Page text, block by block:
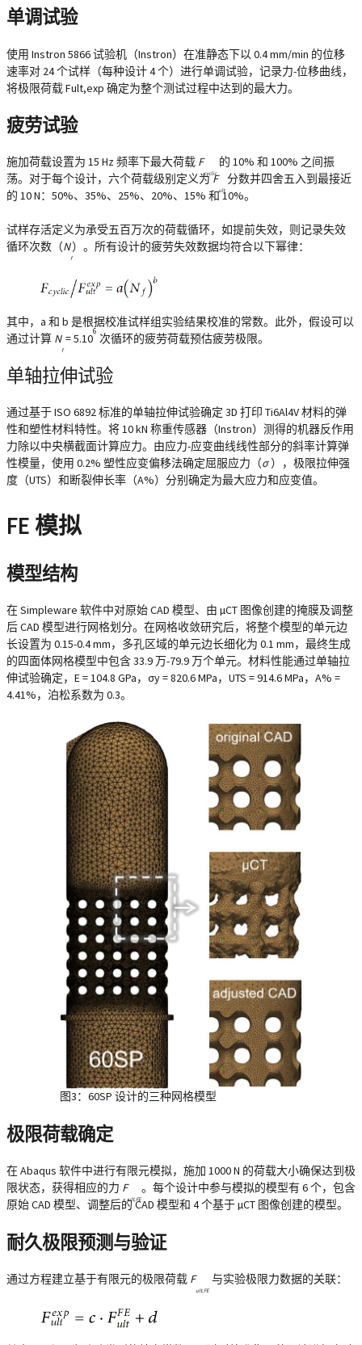
单调试验
使用 Instron 5866 试验机（Instron）在准静态下以 0.4 mm/min 的位移
速率对 24 个试样（每种设计 4 个）进行单调试验，记录力-位移曲线，
将极限荷载 Fult,exp 确定为整个测试过程中达到的最大力。
疲劳试验
施加荷载设置为 15 Hz 频率下最大荷载 F
cyclic
的 10% 和 100% 之间振
荡。对于每个设计，六个荷载级别定义为F
ult
分数并四舍五入到最接近
的 10 N：50%、35%、25%、20%、15% 和 10%。
试样存活定义为承受五百万次的荷载循环，如提前失效，则记录失效
循环次数（N
f
）。所有设计的疲劳失效数据均符合以下幂律：
其中，a 和 b 是根据校准试样组实验结果校准的常数。此外，假设可以
通过计算 N
f
= 5.10
6
次循环的疲劳荷载预估疲劳极限。
单轴拉伸试验
通过基于 ISO 6892 标准的单轴拉伸试验确定 3D 打印 Ti6Al4V 材料的弹
性和塑性材料特性。将 10 kN 称重传感器（Instron）测得的机器反作用
力除以中央横截面计算应力。由应力-应变曲线线性部分的斜率计算弹
性模量，使用 0.2% 塑性应变偏移法确定屈服应力（σ
y
），极限拉伸强
度（UTS）和断裂伸长率（A%）分别确定为最大应力和应变值。
FE 模拟
模型结构
在 Simpleware 软件中对原始 CAD 模型、由 µCT 图像创建的掩膜及调整
后 CAD 模型进行网格划分。在网格收敛研究后，将整个模型的单元边
长设置为 0.15-0.4 mm，多孔区域的单元边长细化为 0.1 mm，最终生成
的四面体网格模型中包含 33.9 万-79.9 万个单元。材料性能通过单轴拉
伸试验确定，E = 104.8 GPa，σy = 820.6 MPa，UTS = 914.6 MPa，A% =
4.41%，泊松系数为 0.3。
图3：60SP 设计的三种网格模型
极限荷载确定
在 Abaqus 软件中进行有限元模拟，施加 1000 N 的荷载大小确保达到极
限状态，获得相应的力 F
ult,FE
。每个设计中参与模拟的模型有 6 个，包含
原始 CAD 模型、调整后的 CAD 模型和 4 个基于 µCT 图像创建的模型。
耐久极限预测与验证
通过方程建立基于有限元的极限荷载 F
ult,FE
与实验极限力数据的关联：